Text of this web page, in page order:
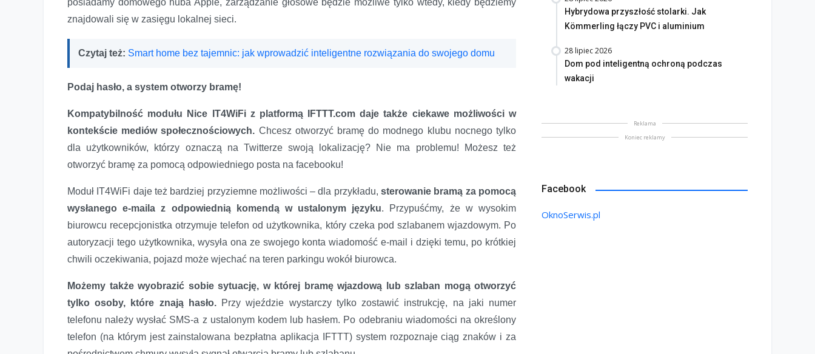
znajdowali się w zasięgu lokalnej sieci.
Czytaj też: Smart home bez tajemnic: jak wprowadzić inteligentne rozwiązania do swojego domu
Podaj hasło, a system otworzy bramę!
Kompatybilność modułu Nice IT4WiFi z platformą IFTTT.com daje także ciekawe możliwości w
kontekście mediów społecznościowych. Chcesz otworzyć bramę do modnego klubu nocnego tylko
dla użytkowników, którzy oznaczą na Twitterze swoją lokalizację? Nie ma problemu! Możesz też
otworzyć bramę za pomocą odpowiedniego posta na facebooku!
Moduł IT4WiFi daje też bardziej przyziemne możliwości – dla przykładu,sterowanie bramą za pomocą
wysłanego e-maila z odpowiednią komendą w ustalonym języku. Przypuśćmy, że w wysokim
biurowcu recepcjonistka otrzymuje telefon od użytkownika, który czeka pod szlabanem wjazdowym. Po
autoryzacji tego użytkownika, wysyła ona ze swojego konta wiadomość e-mail i dzięki temu, po krótkiej
chwili oczekiwania, pojazd może wjechać na teren parkingu wokół biurowca.
Możemy także wyobrazić sobie sytuację, w której bramę wjazdową lub szlaban mogą otworzyć
tylko osoby, które znają hasło.Przy wjeździe wystarczy tylko zostawić instrukcję, na jaki numer
telefonu należy wysłać SMS-a z ustalonym kodem lub hasłem. Po odebraniu wiadomości na określony
telefon (na którym jest zainstalowana bezpłatna aplikacja IFTTT) system rozpoznaje ciąg znaków i za
Hybrydowa przyszłość stolarki. Jak
Kömmerling łączy PVC i aluminium
28 lipiec 2026
Dom pod inteligentną ochroną podczas
wakacji
Reklama
Koniec reklamy
Facebook
OknoSerwis.pl